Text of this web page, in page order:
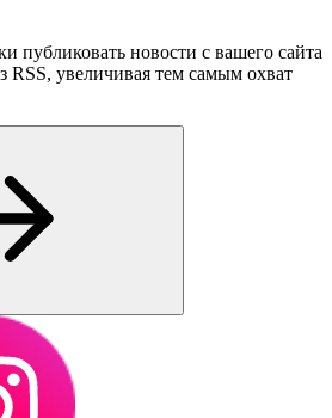
публиковать новости с вашего сайта
RSS, увеличивая тем самым охват